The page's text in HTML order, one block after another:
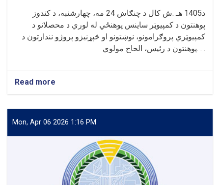
د1405 هـ .ش کال د چنګاښ 24 مه، چهارشنبه، د کندوز
پوهنتون د کمپیوټر ساینس پوهنځي له لوري د محصلانو د
کمپیوټري پروګرامونو، نوښتونو او څېړنیزو پروژو نندارتون د
پوهنتون د رئیس، الحاج مولوي. . .
Read more
د
پوهنتون
د
پوهنځي
نوښتونو
Mon, Apr 06 2026 1:16 PM